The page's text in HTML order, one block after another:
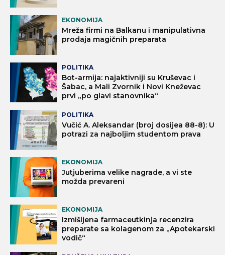
EKONOMIJA
Mreža firmi na Balkanu i manipulativna
prodaja magičnih preparata
POLITIKA
Bot-armija: najaktivniji su Kruševac i
Šabac, a Mali Zvornik i Novi Kneževac
prvi „po glavi stanovnika“
POLITIKA
Vučić A. Aleksandar (broj dosijea 88-8): U
potrazi za najboljim studentom prava
EKONOMIJA
Jutjuberima velike nagrade, a vi ste
možda prevareni
EKONOMIJA
Izmišljena farmaceutkinja recenzira
preparate sa kolagenom za „Apotekarski
vodič“